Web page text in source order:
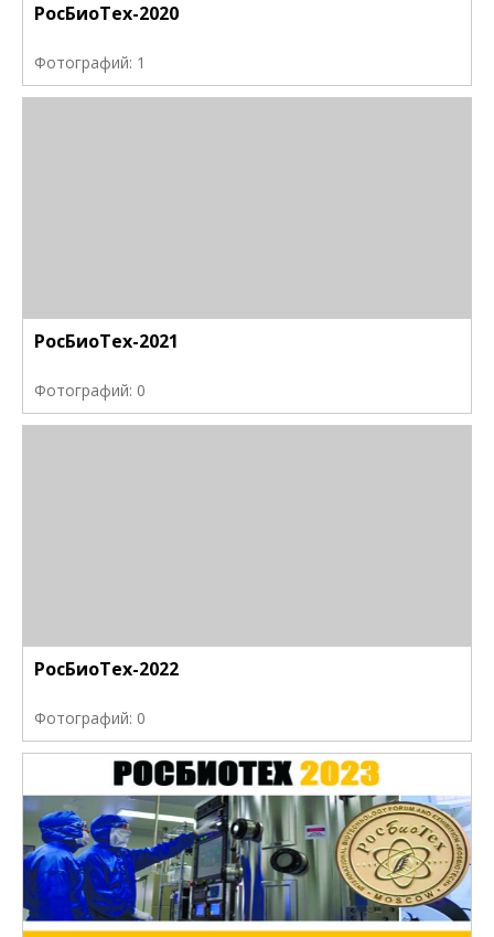
РосБиоТех-2020
Фотографий: 1
РосБиоТех-2021
Фотографий: 0
РосБиоТех-2022
Фотографий: 0